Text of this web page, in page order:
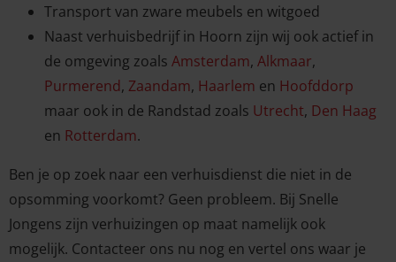
Transport van zware meubels en witgoed
Naast verhuisbedrijf in Hoorn zijn wij ook actief in
de omgeving zoals Amsterdam, Alkmaar,
Purmerend, Zaandam, Haarlem en Hoofddorp
maar ook in de Randstad zoals Utrecht, Den Haag
en Rotterdam.
Ben je op zoek naar een verhuisdienst die niet in de
opsomming voorkomt? Geen probleem. Bij Snelle
Jongens zijn verhuizingen op maat namelijk ook
mogelijk. Contacteer ons nu nog en vertel ons waar je